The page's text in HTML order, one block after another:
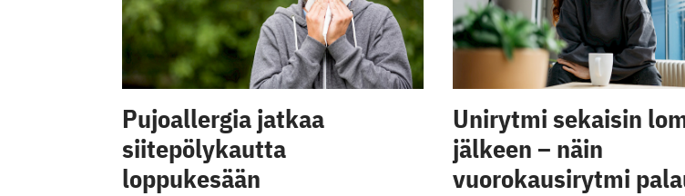
Pujoallergia jatkaa
siitepölykautta
loppukesään
Unirytmi sekaisin
jälkeen – näin
vuorokausirytmi